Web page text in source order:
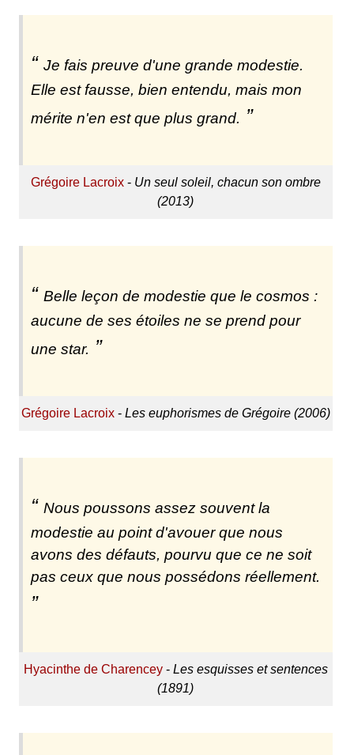
Je fais preuve d'une grande modestie.
Elle est fausse, bien entendu, mais mon
mérite n'en est que plus grand.
Grégoire Lacroix- Un seul soleil, chacun son ombre
(2013)
Belle leçon de modestie que le cosmos :
aucune de ses étoiles ne se prend pour
une star.
Grégoire Lacroix- Les euphorismes de Grégoire (2006)
Nous poussons assez souvent la
modestie au point d'avouer que nous
avons des défauts, pourvu que ce ne soit
pas ceux que nous possédons réellement.
Hyacinthe de Charencey- Les esquisses et sentences
(1891)